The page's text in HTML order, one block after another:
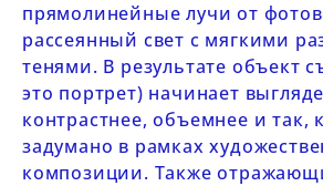
прямолинейные лучи от
рассеянный свет с мягкими
тенями. В результате объект
это портрет) начинает
контрастнее, объемнее и так,
задумано в рамках
композиции. Также